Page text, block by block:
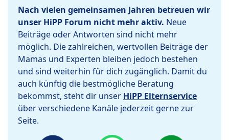
Nach vielen gemeinsamen Jahren betreuen wir
unser HiPP Forum nicht mehr aktiv. Neue
Beiträge oder Antworten sind nicht mehr
möglich. Die zahlreichen, wertvollen Beiträge der
Mamas und Experten bleiben jedoch bestehen
und sind weiterhin für dich zugänglich. Damit du
auch künftig die bestmögliche Beratung
bekommst, steht dir unser HiPP Elternservice
über verschiedene Kanäle jederzeit gerne zur
Seite.